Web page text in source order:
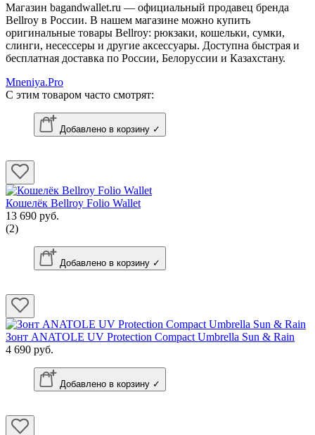
Магазин bagandwallet.ru — официальный продавец бренда
Bellroy в России. В нашем магазине можно купить
оригинальные товары Bellroy: рюкзаки, кошельки, сумки,
слинги, несессеры и другие аксессуары. Доступна быстрая и
бесплатная доставка по России, Белоруссии и Казахстану.
Mneniya.Pro
С этим товаром часто смотрят:
Добавлено в корзину ✓
Кошелёк Bellroy Folio Wallet
13 690 руб.
(2)
Добавлено в корзину ✓
Зонт ANATOLE UV Protection Compact Umbrella Sun & Rain
4 690 руб.
Добавлено в корзину ✓